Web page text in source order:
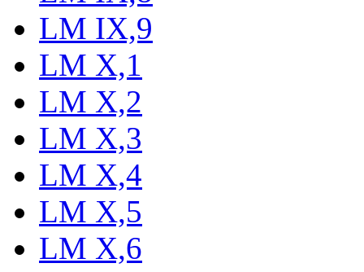
LM IX,9
LM X,1
LM X,2
LM X,3
LM X,4
LM X,5
LM X,6